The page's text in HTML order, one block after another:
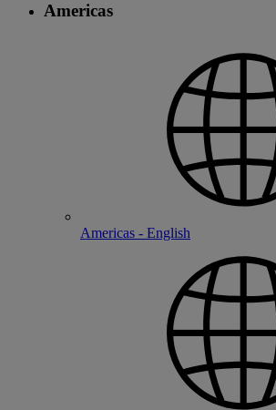
Americas
Americas - English